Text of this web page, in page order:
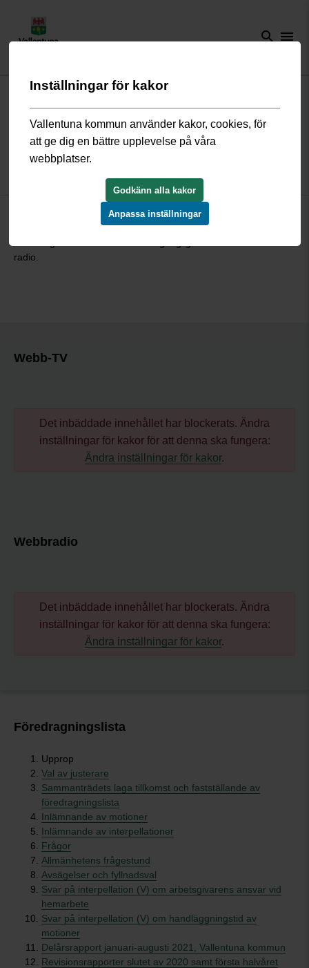
search menu
Start/Kommun och politik/ Politik och demokrati
Kommunfullmäktige 8 november
Här hittar du webbsändningen och föredragningslistan från
kommunfullmäktiges sammanträde den 8 november 2021.
radio.
Webb-TV
Det inbäddade innehållet har blockerats. Ändra
inställningar för kakor för att denna ska fungera:
Ändra inställningar för kakor.
Webbradio
Det inbäddade innehållet har blockerats. Ändra
inställningar för kakor för att denna ska fungera:
Ändra inställningar för kakor.
Föredragningslista
Upprop
Val av justerare
Sammanträdets laga tillkomst och fastställande av
föredragningslista
Inlämnande av motioner
Inlämnande av interpellationer
Frågor
Allmänhetens frågestund
Avsägelser och fyllnadsval
Svar på interpellation (V) om arbetsgivarens ansvar vid
hemarbete
Svar på interpellation (V) om handläggningstid av
motioner
Delårsrapport januari-augusti 2021, Vallentuna kommun
Revisionsrapporter slutet av 2020 samt första halvåret
Inställningar för kakor
Vallentuna kommun använder kakor, cookies, för
att ge dig en bättre upplevelse på våra
webbplatser.
Godkänn alla kakor
Anpassa inställningar